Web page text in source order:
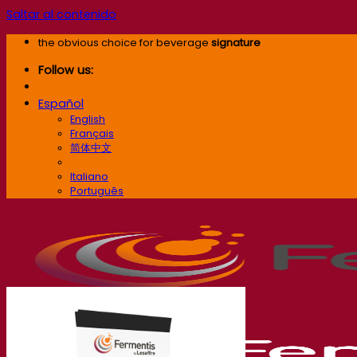
Saltar al contenido
the obvious choice for beverage signature
Follow us:
Español
English
Français
简体中文
Italiano
Português